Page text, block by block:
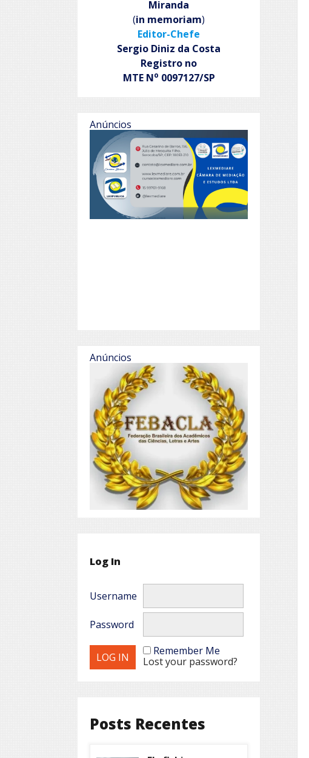
Miranda
(in memoriam)
Editor-Chefe
Sergio Diniz da Costa
Registro no
MTE No 0097127/SP
Anúncios
Anúncios
Log In
Username
Password
Remember Me
Lost your password?
Posts Recentes